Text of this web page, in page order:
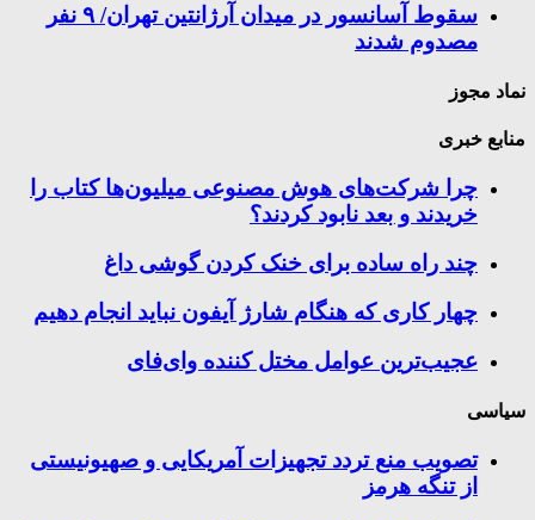
سقوط آسانسور در میدان آرژانتین تهران/ ۹ نفر
مصدوم شدند
نماد مجوز
منابع خبری
چرا شرکت‌های هوش مصنوعی میلیون‌ها کتاب را
خریدند و بعد نابود کردند؟
چند راه‌ ساده برای خنک کردن گوشی داغ
چهار کاری که هنگام شارژ آیفون نباید انجام دهیم
عجیب‌ترین عوامل مختل کننده وای‌فای
سیاسی
تصویب منع تردد تجهیزات آمریکایی و صهیونیستی
از تنگه هرمز